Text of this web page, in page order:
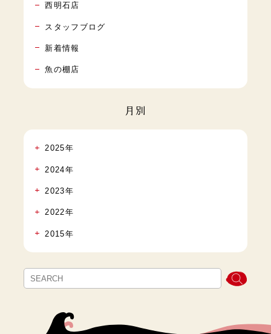
西明石店
スタッフブログ
新着情報
魚の棚店
月別
2025年
2024年
2023年
2022年
2015年